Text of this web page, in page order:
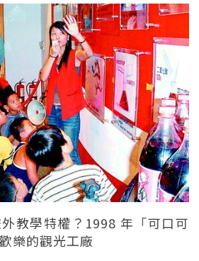
教學特權？1998 年「可口可
樂的觀光工廠